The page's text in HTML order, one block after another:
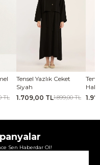
TL
Tensel Yazlık Ceket
Siyah
1.709,00 TL1.899,00 TL
Haki
Sen Haberdar Ol!